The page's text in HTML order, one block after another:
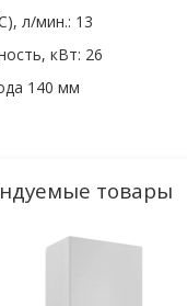
л/мин.: 13
кВт: 26
140 мм
товары